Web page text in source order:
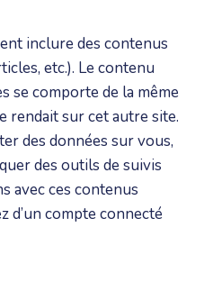
inclure des contenus
etc.). Le contenu
se comporte de la même
rendait sur cet autre site.
des données sur vous,
des outils de suivis
avec ces contenus
d’un compte connecté